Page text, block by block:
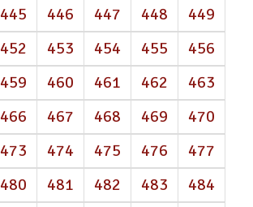
445 446 447 448
449
452 453 454 455
456
459 460 461 462
463
466 467 468 469
470
473 474 475 476
477
480 481 482 483
484